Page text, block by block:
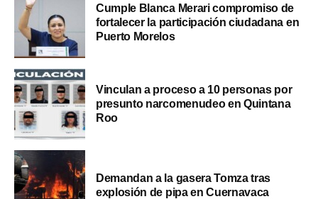
Cumple Blanca Merari compromiso de
fortalecer la participación ciudadana en
Puerto Morelos
Vinculan a proceso a 10 personas por
presunto narcomenudeo en Quintana
Roo
Demandan a la gasera Tomza tras
explosión de pipa en Cuernavaca